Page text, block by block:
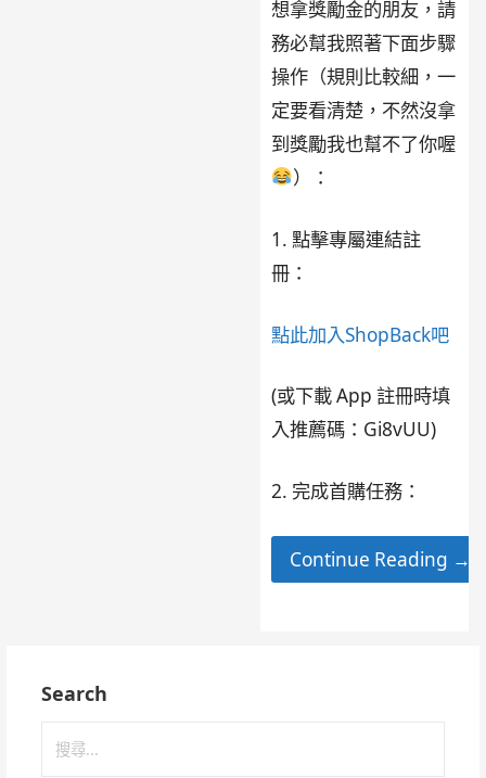
想拿獎勵金的朋友，請
務必幫我照著下面步驟
操作（規則比較細，一
定要看清楚，不然沒拿
到獎勵我也幫不了你喔
）：
1. 點擊專屬連結註
冊：
點此加入ShopBack吧
(或下載 App 註冊時填
入推薦碼：Gi8vUU)
2. 完成首購任務：
Continue Reading →
Search